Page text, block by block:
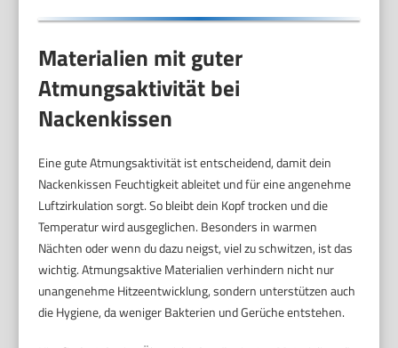
Materialien mit guter
Atmungsaktivität bei
Nackenkissen
Eine gute Atmungsaktivität ist entscheidend, damit dein
Nackenkissen Feuchtigkeit ableitet und für eine angenehme
Luftzirkulation sorgt. So bleibt dein Kopf trocken und die
Temperatur wird ausgeglichen. Besonders in warmen
Nächten oder wenn du dazu neigst, viel zu schwitzen, ist das
wichtig. Atmungsaktive Materialien verhindern nicht nur
unangenehme Hitzeentwicklung, sondern unterstützen auch
die Hygiene, da weniger Bakterien und Gerüche entstehen.